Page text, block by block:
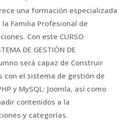
una formación especializada
Familia Profesional de
Con este CURSO
DE GESTIÓN DE
será capaz de Construir
con el sistema de gestión de
y MySQL: Joomla, así como
contenidos a la
y categorías.